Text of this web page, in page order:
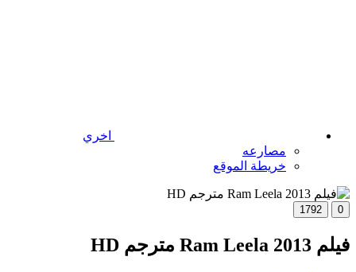
اخري
مصارعه
خريطة الموقع
0
1792
فيلم Ram Leela 2013 مترجم HD